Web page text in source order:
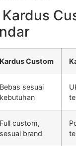
Kardus Custom
Bebas sesuai
kebutuhan
Full custom,
sesuai brand